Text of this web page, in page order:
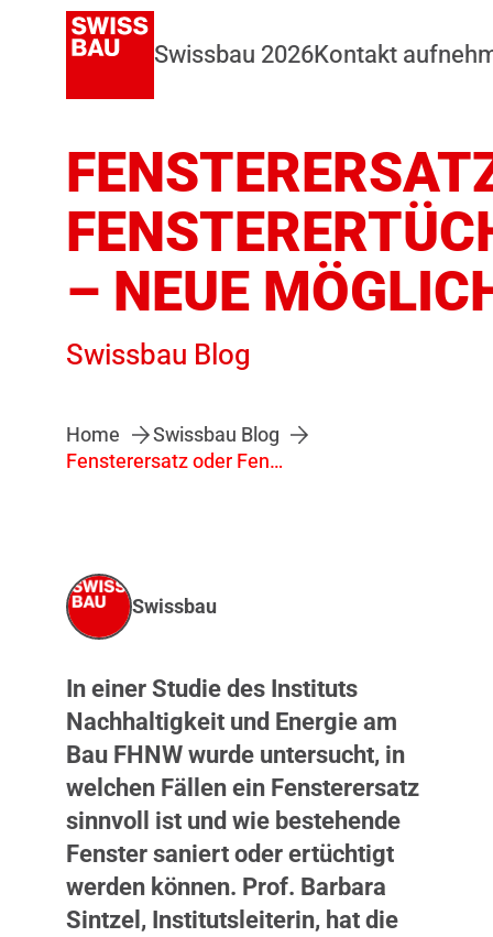
Swissbau 2026Kontakt
– NEUE
Swissbau Blog
Home
Swissbau Blog
Fensterersatz oder Fensterertüchtigung – neue Möglichkeiten
Swissbau
In einer Studie des Instituts
Nachhaltigkeit und Energie am
Bau FHNW wurde untersucht, in
welchen Fällen ein Fensterersatz
sinnvoll ist und wie bestehende
Fenster saniert oder ertüchtigt
werden können. Prof. Barbara
Sintzel, Institutsleiterin, hat die